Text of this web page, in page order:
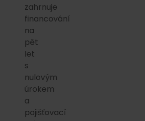
zahrnuje
financování
na
pět
let
s
nulovým
úrokem
a
pojišťovací